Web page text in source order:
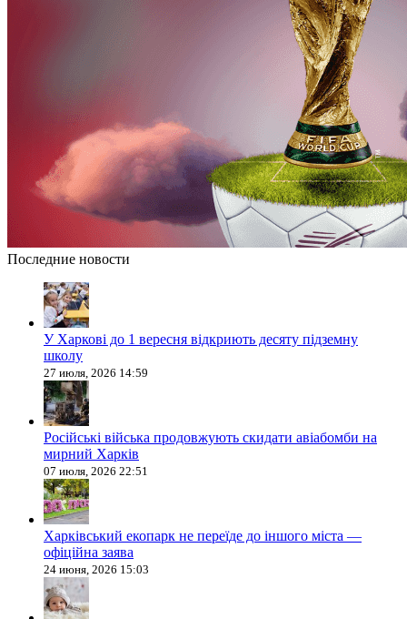
Последние новости
У Харкові до 1 вересня відкриють десяту підземну
школу
27 июля, 2026 14:59
Російські війська продовжують скидати авіабомби на
мирний Харків
07 июля, 2026 22:51
Харківський екопарк не переїде до іншого міста —
офіційна заява
24 июня, 2026 15:03